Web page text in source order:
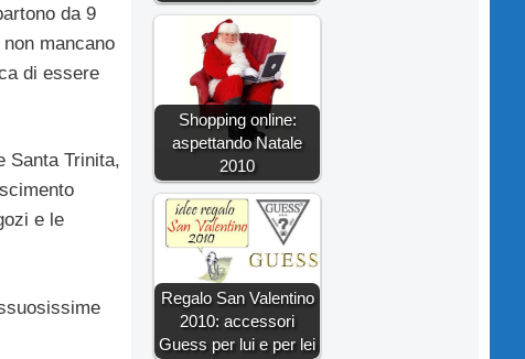
da 9
mancano
di essere
Santa Trinita,
e le
Shopping online:
aspettando Natale
2010
Regalo San Valentino
2010: accessori
Guess per lui e per lei